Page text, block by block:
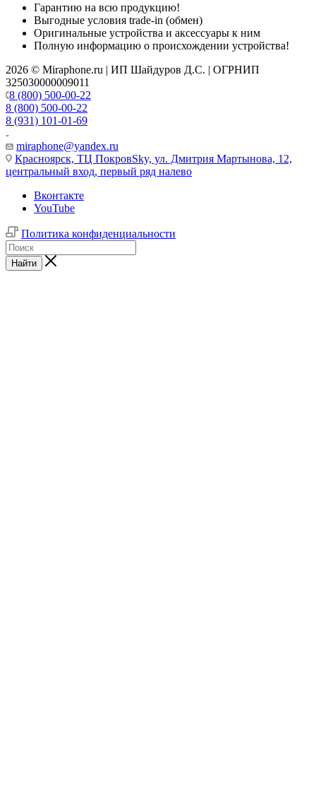
Гарантию на всю продукцию!
Выгодные условия trade-in (обмен)
Оригинальные устройства и аксессуары к ним
Полную информацию о происхождении устройства!
2026 © Miraphone.ru | ИП Шайдуров Д.С. | ОГРНИП
325030000009011
8 (800) 500-00-22
8 (800) 500-00-22
8 (931) 101-01-69
miraphone@yandex.ru
Красноярск, ТЦ ПокровSky, ул. Дмитрия Мартынова, 12,
центральный вход, первый ряд налево
Вконтакте
YouTube
Политика конфиденциальности
Найти